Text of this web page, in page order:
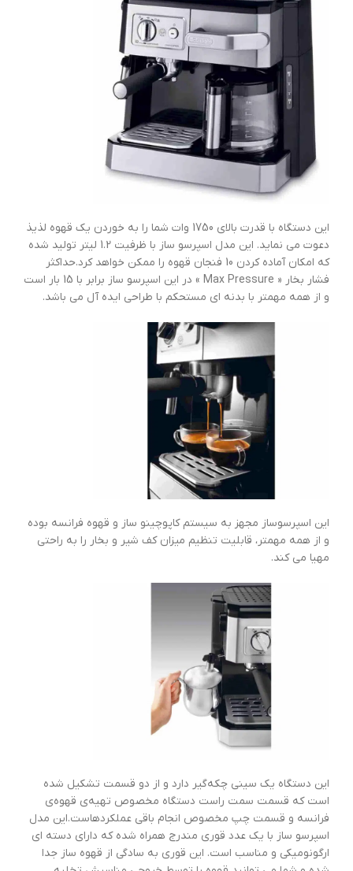
این دستگاه با قدرت بالای 1750 وات شما را به خوردن یک قهوه لذیذ
دعوت می نماید. این مدل اسپرسو ساز با ظرفیت 1.2 لیتر تولید شده
که امکان آماده کردن 10 فنجان قهوه را ممکن خواهد کرد.حداکثر
فشار بخار « Max Pressure » در این اسپرسو ساز برابر با 15 بار است
و از همه مهمتر با بدنه ای مستحکم با طراحی ایده آل می باشد.
این اسپرسوساز مجهز به سیستم کاپوچینو ساز و قهوه فرانسه بوده
و از همه مهمتر، قابلیت تنظیم میزان کف شیر و بخار را به راحتی
مهیا می کند.
این دستگاه یک سینی چکه‌گیر دارد و از دو قسمت تشکیل شده
است که قسمت سمت راست دستگاه مخصوص تهیه‌ی قهوه‌ی
فرانسه و قسمت چپ مخصوص انجام باقی عملکردهاست.این مدل
اسپرسو ساز با یک عدد قوری مندرج همراه شده که دارای دسته ای
ارگونومیکی و مناسب است. این قوری به سادگی از قهوه ساز جدا